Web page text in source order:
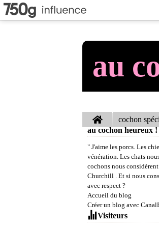
au
Home cochon
au cochon heureux !
" J'aime les porcs. Les
vénération. Les chats
cochons nous
Churchill . Et si nous
avec respect ?
Accueil du blog
Créer un blog avec
Visiteurs